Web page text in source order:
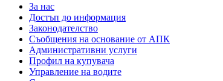
За нас
Достъп до информация
Законодателство
Съобщения на основание от АПК
Административни услуги
Профил на купувача
Управление на водите